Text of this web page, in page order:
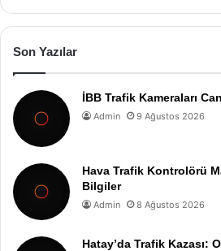
Son Yazılar
İBB Trafik Kameraları
Admin 9 Ağustos 2026
Hava Trafik Kontrolörü
Bilgiler
Admin 8 Ağustos 2026
Hatay’da Trafik Kazası: